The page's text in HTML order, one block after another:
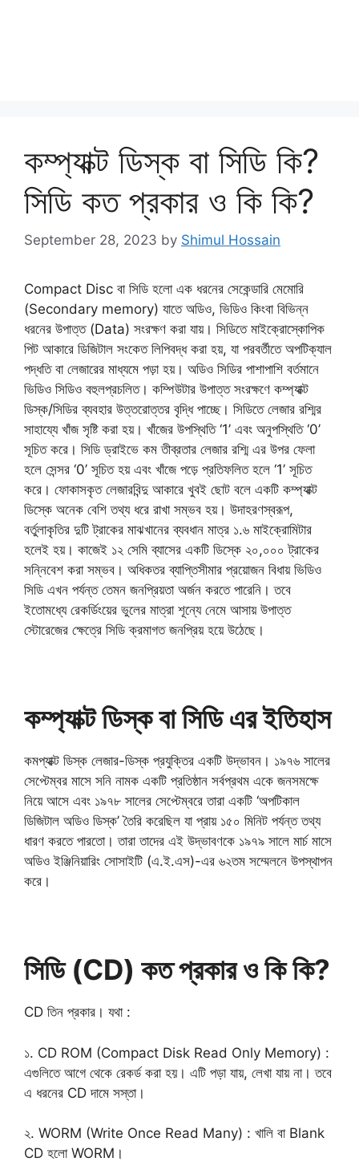
কম্প্যাক্ট ডিস্ক বা সিডি কি?
সিডি কত প্রকার ও কি কি?
September 28, 2023 by Shimul Hossain
Compact Disc বা সিডি হলো এক ধরনের সেকেন্ডারি মেমোরি
(Secondary memory) যাতে অডিও, ভিডিও কিংবা বিভিন্ন
ধরনের উপাত্ত (Data) সংরক্ষণ করা যায়। সিডিতে মাইক্রোস্কোপিক
পিট আকারে ডিজিটাল সংকেত লিপিবদ্ধ করা হয়, যা পরবর্তীতে অপটিক্যাল
পদ্ধতি বা লেজারের মাধ্যমে পড়া হয়। অডিও সিডির পাশাপাশি বর্তমানে
ভিডিও সিডিও বহুলপ্রচলিত। কম্পিউটার উপাত্ত সংরক্ষণে কম্প্যাক্ট
ডিস্ক/সিডির ব্যবহার উত্তরোত্তর বৃদ্ধি পাচ্ছে। সিডিতে লেজার রশ্মির
সাহায্যে খাঁজ সৃষ্টি করা হয়। খাঁজের উপস্থিতি ‘1’ এবং অনুপস্থিতি ‘0’
সূচিত করে। সিডি ড্রাইভে কম তীব্রতার লেজার রশ্মি এর উপর ফেলা
হলে সেন্সর ‘0’ সূচিত হয় এবং খাঁজে পড়ে প্রতিফলিত হলে ‘1’ সূচিত
করে। ফোকাসকৃত লেজারবিন্দু আকারে খুবই ছোট বলে একটি কম্প্যাক্ট
ডিস্কে অনেক বেশি তথ্য ধরে রাখা সম্ভব হয়। উদাহরণস্বরূপ,
বর্তুলাকৃতির দুটি ট্রাকের মাঝখানের ব্যবধান মাত্র ১.৬ মাইক্রোমিটার
হলেই হয়। কাজেই ১২ সেমি ব্যাসের একটি ডিস্কে ২০,০০০ ট্রাকের
সন্নিবেশ করা সম্ভব। অধিকতর ব্যাপ্তিসীমার প্রয়োজন বিধায় ভিডিও
সিডি এখন পর্যন্ত তেমন জনপ্রিয়তা অর্জন করতে পারেনি। তবে
ইতোমধ্যে রেকর্ডিংয়ের ভুলের মাত্রা শূন্যে নেমে আসায় উপাত্ত
স্টোরেজের ক্ষেত্রে সিডি ক্রমাগত জনপ্রিয় হয়ে উঠেছে।
কম্প্যাক্ট ডিস্ক বা সিডি এর ইতিহাস
কমপ্যাক্ট ডিস্ক লেজার-ডিস্ক প্রযুক্তির একটি উদ্ভাবন। ১৯৭৬ সালের
সেপ্টেম্বর মাসে সনি নামক একটি প্রতিষ্ঠান সর্বপ্রথম একে জনসমক্ষে
নিয়ে আসে এবং ১৯৭৮ সালের সেপ্টেম্বরে তারা একটি ‘অপটিকাল
ডিজিটাল অডিও ডিস্ক’ তৈরি করেছিল যা প্রায় ১৫০ মিনিট পর্যন্ত তথ্য
ধারণ করতে পারতো। তারা তাদের এই উদ্ভাবণকে ১৯৭৯ সালে মার্চ মাসে
অডিও ইঞ্জিনিয়ারিং সোসাইটি (এ.ই.এস)-এর ৬২তম সম্মেলনে উপস্থাপন
করে।
সিডি (CD) কত প্রকার ও কি কি?
CD তিন প্রকার। যথা :
১. CD ROM (Compact Disk Read Only Memory) :
এগুলিতে আগে থেকে রেকর্ড করা হয়। এটি পড়া যায়, লেখা যায় না। তবে
এ ধরনের CD দামে সস্তা।
২. WORM (Write Once Read Many) : খালি বা Blank
CD হলো WORM।